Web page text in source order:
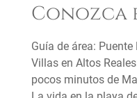
Conozca
Guía de área: Puente
Villas en Altos
pocos minutos de